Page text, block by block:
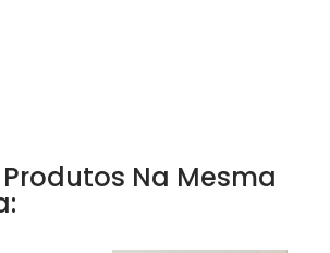
Produtos Na Mesma